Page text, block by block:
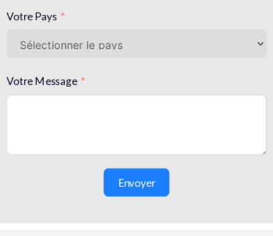
Votre Pays
Votre Message
Envoyer